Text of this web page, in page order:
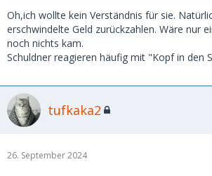
Gibt es nichts zu pfänden, die
Offenbarungseid).
Aber einem gewissen Punkt muss dir das
Oh,ich wollte kein Verständnis für sie.
erschwindelte Geld zurückzahlen. Wäre nur
noch nichts kam.
Schuldner reagieren häufig mit "Kopf in den
tufkaka2
26. September 2024